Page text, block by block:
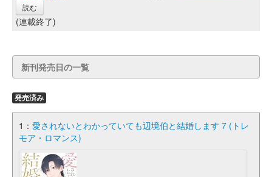
読む
(連載終了)
新刊発売日の一覧
発売済み
1： 愛されないとわかっていても辺境伯と結婚します 7 (トレ
モア・ロマンス)